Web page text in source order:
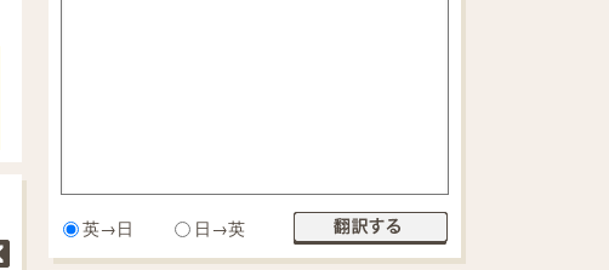
英→日 日→英